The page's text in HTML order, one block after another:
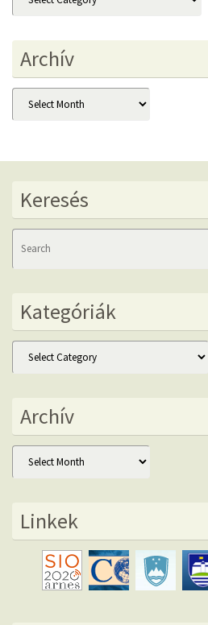
Archív
Archív
Keresés
Kategóriák
Kategóriák
Archív
Archív
Linkek